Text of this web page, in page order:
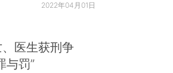
2022年04月01日
医生获刑争
与罚”